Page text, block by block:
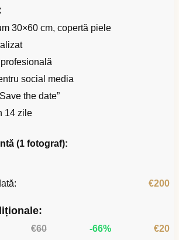
30×60 cm, copertă piele
social media
the date”
14 zile
(1 fotograf):
€200
€60 -66%
€20